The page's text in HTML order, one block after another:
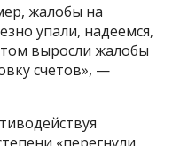
жалобы на
упали, надеемся,
выросли жалобы
счетов», —